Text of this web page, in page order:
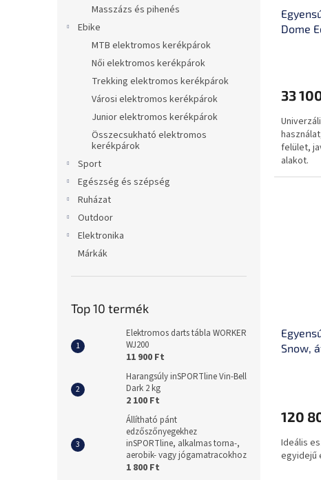
Masszázs és pihenés
Ebike
MTB elektromos kerékpárok
Női elektromos kerékpárok
Trekking elektromos kerékpárok
Városi elektromos kerékpárok
Junior elektromos kerékpárok
Összecsukható elektromos
kerékpárok
Sport
Egészség és szépség
Ruházat
Outdoor
Elektronika
Márkák
Top 10 termék
Elektromos darts tábla WORKER
WJ200
11 900 Ft
Harangsúly inSPORTline Vin-Bell
Dark 2 kg
2 100 Ft
Állítható pánt
edzőszőnyegekhez
inSPORTline, alkalmas torna-,
aerobik- vagy jógamatracokhoz
1 800 Ft
Dome
33
felület,
alakot.
Snow,
120
Ideális
egyidejű